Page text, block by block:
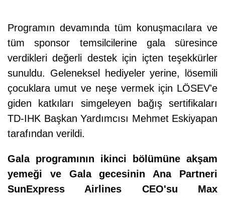
Programın devamında tüm konuşmacılara ve
tüm sponsor temsilcilerine gala süresince
verdikleri değerli destek için içten teşekkürler
sunuldu. Geleneksel hediyeler yerine, lösemili
çocuklara umut ve neşe vermek için LÖSEV'e
giden katkıları simgeleyen bağış sertifikaları
TD-IHK Başkan Yardımcısı Mehmet Eskiyapan
tarafından verildi.
Gala programının ikinci bölümüne akşam
yemeği ve Gala gecesinin Ana Partneri
SunExpress Airlines CEO'su Max